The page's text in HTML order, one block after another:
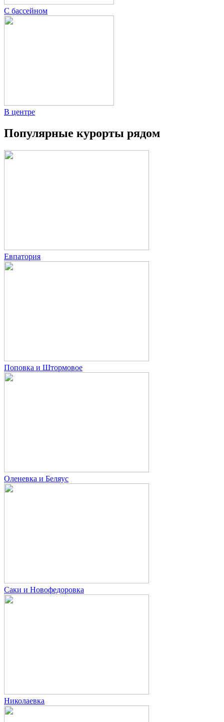
С бассейном
В центре
Популярные курорты рядом
Евпатория
Поповка и Штормовое
Оленевка и Беляус
Саки и Новофедоровка
Николаевка